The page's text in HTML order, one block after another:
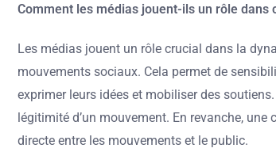
Comment les médias jouent-ils un rôle dans
Les médias jouent un rôle crucial dans la
mouvements sociaux. Cela permet de
exprimer leurs idées et mobiliser des
légitimité d’un mouvement. En revanche,
directe entre les mouvements et le public.